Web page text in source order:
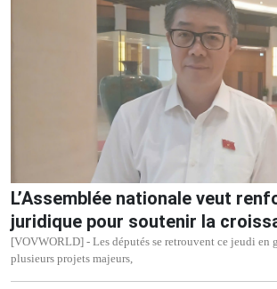
L’Assemblée nationale veut
juridique pour soutenir la
[VOVWORLD] - Les députés se retrouvent ce jeudi en
plusieurs projets majeurs,